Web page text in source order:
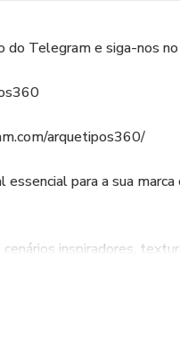
do Telegram e siga-nos
arquetipos360/
essencial para a sua
cenários inspiradores,